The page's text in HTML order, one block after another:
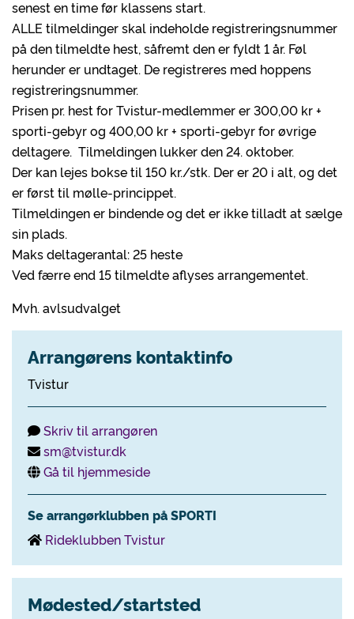
senest en time før klassens start.
ALLE tilmeldinger skal indeholde registreringsnummer
på den tilmeldte hest, såfremt den er fyldt 1 år. Føl
herunder er undtaget. De registreres med hoppens
registreringsnummer.
Prisen pr. hest for Tvistur-medlemmer er 300,00 kr +
sporti-gebyr og 400,00 kr + sporti-gebyr for øvrige
deltagere. Tilmeldingen lukker den 24. oktober.
Der kan lejes bokse til 150 kr./stk. Der er 20 i alt, og det
er først til mølle-princippet.
Tilmeldingen er bindende og det er ikke tilladt at sælge
sin plads.
Maks deltagerantal: 25 heste
Ved færre end 15 tilmeldte aflyses arrangementet.
Mvh. avlsudvalget
Arrangørens kontaktinfo
Tvistur
Skriv til arrangøren
sm@tvistur.dk
Gå til hjemmeside
Se arrangørklubben på SPORTI
Rideklubben Tvistur
Mødested/startsted